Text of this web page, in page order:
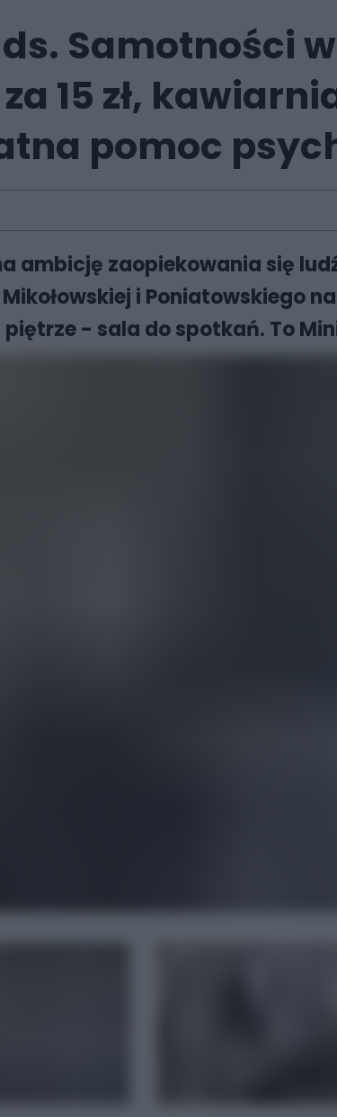
Samotności
15 zł,
pomoc
ambicję zaopiekowania się
i Poniatowskiego
- sala do spotkań. To